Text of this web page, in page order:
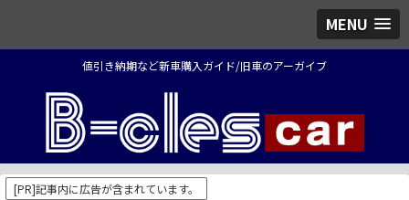
MENU
値引き納期など新車購入ガイド/旧車のアーガイブ
[PR]記事内に広告が含まれています。